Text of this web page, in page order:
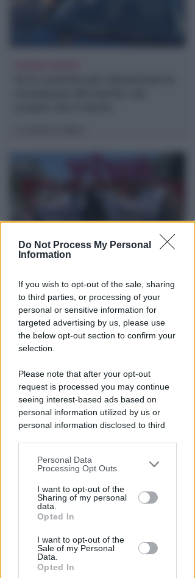
Do Not Process My Personal
Information
If you wish to opt-out of the sale, sharing
to third parties, or processing of your
personal or sensitive information for
targeted advertising by us, please use
the below opt-out section to confirm your
selection.
Please note that after your opt-out
request is processed you may continue
seeing interest-based ads based on
personal information utilized by us or
personal information disclosed to third
You may separately opt-out of the further
disclosure of your personal information
by third parties on the IAB’s list of
downstream participants.
by us to third parties on the IAB’s List of
Downstream Participants that may
further disclose it to other third parties.
Personal Data
Processing Opt Outs
I want to opt-out of the
Sharing of my personal
data.
Opted In
I want to opt-out of the
Sale of my Personal
Data.
Opted In
Sicurezza a Riccione. Il M5S:
serve confronto politico serio e
non scaricabarile
diRedazione
TANA VINCE A JESI
Scatta il torneo nazionale Open
femminile del Tennis Club
Viserba
Icaro Sport